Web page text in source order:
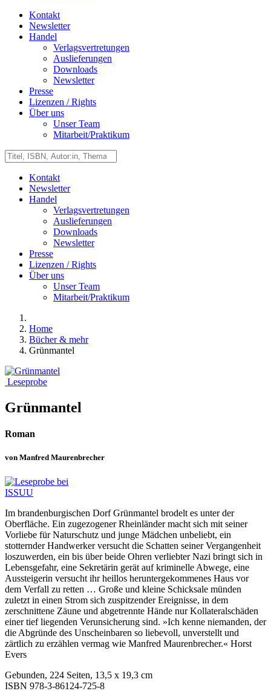
Kontakt
Newsletter
Handel
Verlagsvertretungen
Auslieferungen
Downloads
Newsletter
Presse
Lizenzen / Rights
Über uns
Unser Team
Mitarbeit/Praktikum
Kontakt
Newsletter
Handel
Verlagsvertretungen
Auslieferungen
Downloads
Newsletter
Presse
Lizenzen / Rights
Über uns
Unser Team
Mitarbeit/Praktikum
Home
Bücher & mehr
Grünmantel
Leseprobe
Grünmantel
Roman
von Manfred Maurenbrecher
Im brandenburgischen Dorf Grünmantel brodelt es unter der
Oberfläche. Ein zugezogener Rheinländer macht sich mit seiner
Vorliebe für Naturschutz und junge Mädchen unbeliebt, ein
stotternder Handwerker versucht die Schatten seiner Vergangenheit
loszuwerden, ein bis über beide Ohren verliebter Nazi bringt sich in
Lebensgefahr, eine Sekretärin gerät auf kriminelle Abwege, eine
Aussteigerin versucht ihr heillos heruntergekommenes Haus vor
dem Verfall zu retten … Große und kleine Schicksale münden
zuletzt in einen Strom sich zuspitzender Ereignisse, in dem
zerschnittene Zäune und abgetrennte Hände nur Kollateralschäden
einer tief liegenden Verunsicherung sind. »Ich kenne niemanden, der
die Abgründe des Unscheinbaren so liebevoll, unverstellt und
zärtlich zu erzählen vermag wie Manfred Maurenbrecher.« Horst
Evers
Gebunden, 224 Seiten, 13,5 x 19,3 cm
ISBN 978-3-86124-725-8